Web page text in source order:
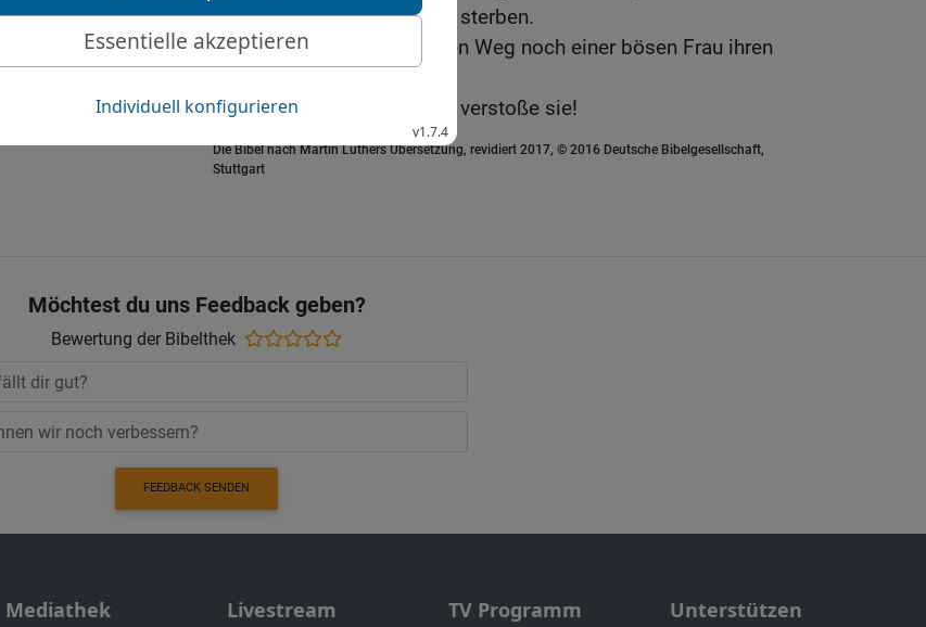
ihretwillen müssen wir alle sterben.
25 Lass dem Wasser keinen Weg noch einer bösen Frau ihren
26 Will sie dir nicht folgen, verstoße sie!
Die Bibel nach Martin Luthers Übersetzung, revidiert 2017, © 2016 Deutsche Bibelgesellschaft,
Stuttgart
Möchtest du uns Feedback geben?
Bewertung der Bibelthek
FEEDBACK SENDEN
Mediathek Livestream TV Programm Unterstützen